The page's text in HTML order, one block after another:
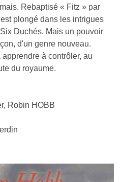
Rebaptisé « Fitz » par
plongé dans les intrigues
Duchés. Mais un pouvoir
d'un genre nouveau.
à contrôler, au
du royaume.
, Robin HOBB